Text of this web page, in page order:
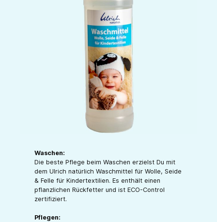
Waschen:
Die beste Pflege beim Waschen erzielst Du mit
dem Ulrich natürlich Waschmittel für Wolle, Seide
& Felle für Kindertextilien. Es enthält einen
pflanzlichen Rückfetter und ist ECO-Control
zertifiziert.
Pflegen: